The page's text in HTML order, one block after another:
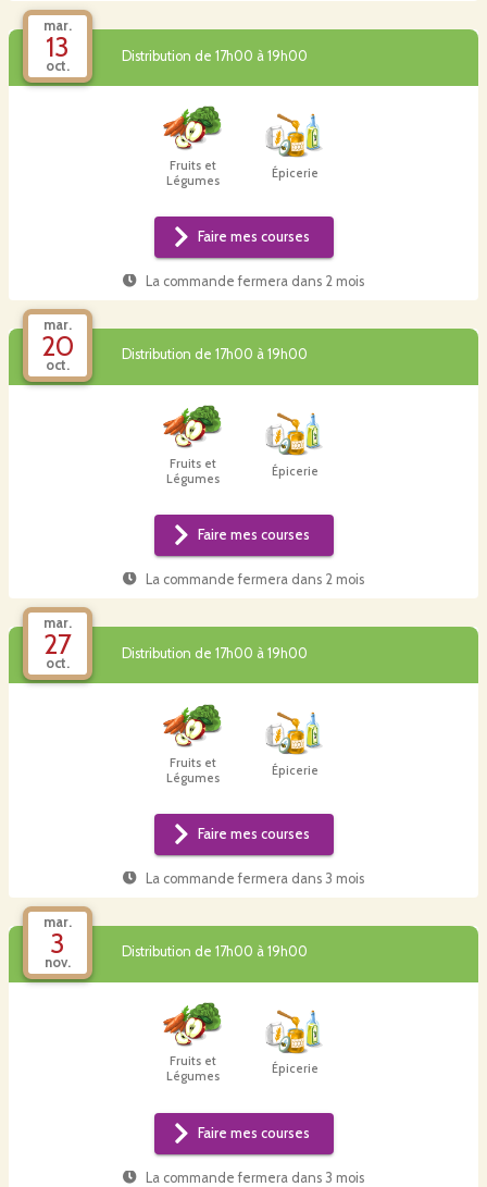
mar.
13
oct.
Distribution de 17h00 à 19h00
Fruits et
Légumes
Épicerie
Faire mes courses
La commande fermera dans 2 mois
mar.
20
oct.
Distribution de 17h00 à 19h00
Fruits et
Légumes
Épicerie
Faire mes courses
La commande fermera dans 2 mois
mar.
27
oct.
Distribution de 17h00 à 19h00
Fruits et
Légumes
Épicerie
Faire mes courses
La commande fermera dans 3 mois
mar.
3
nov.
Distribution de 17h00 à 19h00
Fruits et
Légumes
Épicerie
Faire mes courses
La commande fermera dans 3 mois